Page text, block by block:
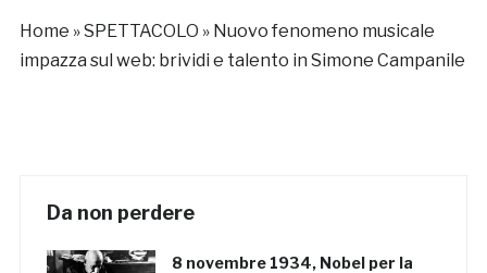
Home »SPETTACOLO » Nuovo fenomeno musicale
impazza sul web: brividi e talento in Simone Campanile
Da non perdere
8 novembre 1934, Nobel per la